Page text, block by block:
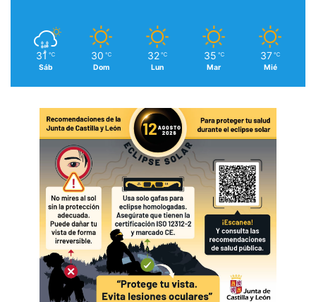
31 ℃
Sáb
30 ℃
Dom
32 ℃
Lun
35 ℃
Mar
37 ℃
Mié